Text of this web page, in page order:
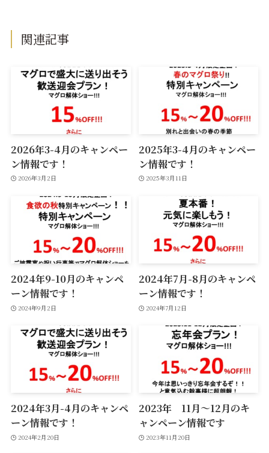
関連記事
2026年3-4月のキャンペー
ン情報です！
2026年3月2日
2025年3-4月のキャンペー
ン情報です！
2025年3月11日
2024年9-10月のキャンペ
ーン情報です！
2024年9月2日
2024年7月-8月のキャンペ
ーン情報です！
2024年7月12日
2024年3月-4月のキャンペ
ーン情報です！
2024年2月20日
2023年 11月〜12月のキ
ャンペーン情報です
2023年11月20日